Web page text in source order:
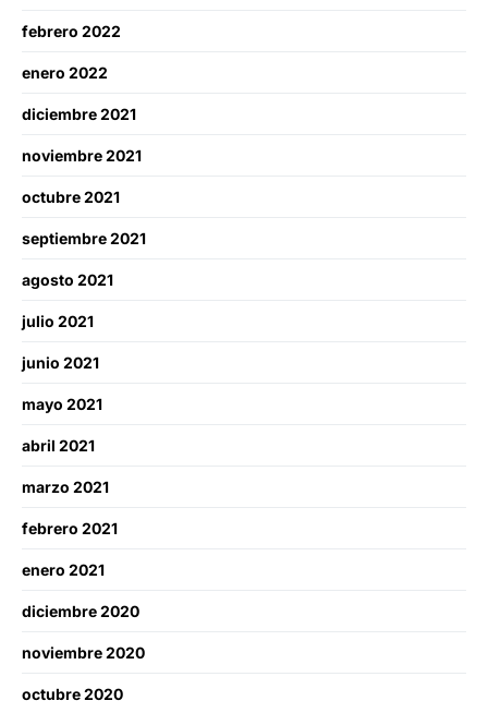
febrero 2022
enero 2022
diciembre 2021
noviembre 2021
octubre 2021
septiembre 2021
agosto 2021
julio 2021
junio 2021
mayo 2021
abril 2021
marzo 2021
febrero 2021
enero 2021
diciembre 2020
noviembre 2020
octubre 2020